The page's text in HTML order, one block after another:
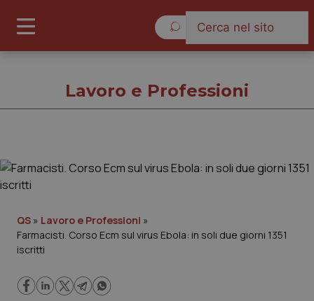
Governo e Parlamento
Regioni e Asl
Lavoro e Professioni
QS » Lavoro e Professioni »
Farmacisti. Corso Ecm sul virus Ebola: in soli due giorni 1351
iscritti